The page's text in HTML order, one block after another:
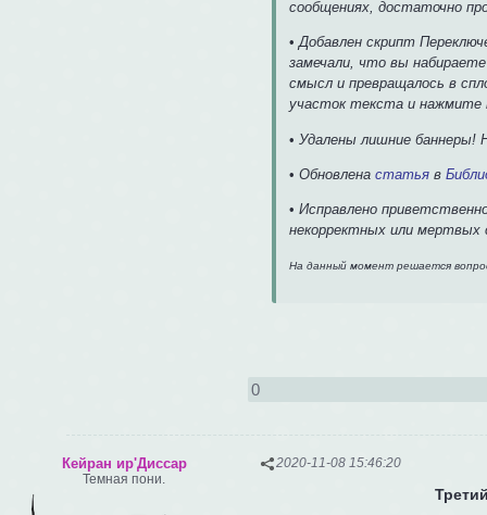
сообщениях, достаточно
•Добавлен скрипт
замечали, что вы
смысл и превращалось в
участок текста и нажмите
• Удалены лишние баннеры!
• Обновлена статьяв
• Исправлено
некорректных или мертвых
На данный момент решается
0
2020-11-08 15:46:20
Кейран ир'Диссар
Темная пони.